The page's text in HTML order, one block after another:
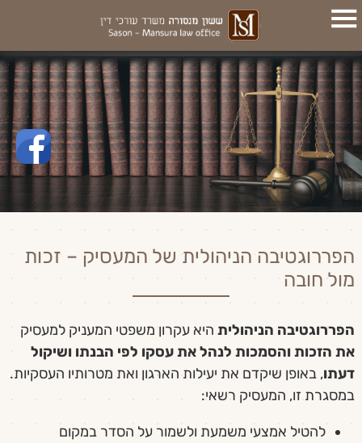
הפררוגטיבה הניהולית של המעסיק – זכות
מול חובה
הפררוגטיבה הניהוליתהיא עקרון משפטי המעניק למעסיק
את הזכות והסמכות לנהל את עסקו לפי הבנתו ושיקול
דעתו, באופן שיקדם את יעילות הארגון ואת מטרותיו העסקיות.
במסגרת זו, המעסיק רשאי:
להטיל אמצעי משמעת ולשמור על הסדר במקום